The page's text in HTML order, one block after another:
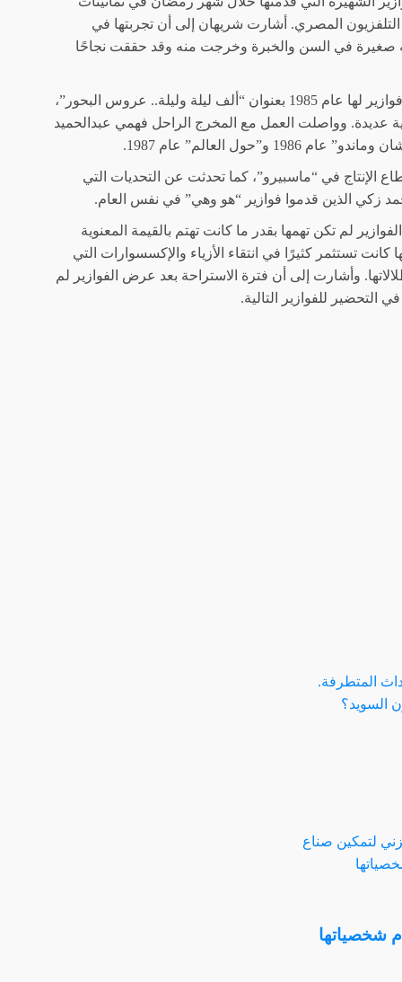
المصري. أشارت شريهان إلى أن تجربتها في
صغيرة في السن والخبرة وخرجت منه وقد حققت نجاحًا
كشفت شريهان عن التحدي الكبير الذي واجهته في إعداد أول فوازير لها عام 1985 بعنوان “ألف ليلة وليلة.. عروس البحور”،
مشاهد تمثيلية عديدة. وواصلت العمل مع المخرج الراحل فهمي عبدالحميد
العالم” عام 1987.
الإنتاج في “ماسبيرو”، كما تحدثت عن التحديات التي
زكي الذين قدموا فوازير “هو وهي” في نفس العام.
لم تكن تهمها بقدر ما كانت تهتم بالقيمة المعنوية
تستثمر كثيرًا في انتقاء الأزياء والإكسسوارات التي
وأشارت إلى أن فترة الاستراحة بعد عرض الفوازير لم
للفوازير التالية.
المتطرفة.
السويد؟
شخصياتها